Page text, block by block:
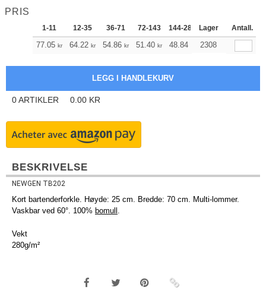
PRIS
1-11 12-35 36-71 72-143 144-287 288 + Mer
Lager Antall.
77.05 kr 64.22 kr 54.86 kr 51.40 kr 48.84 48.39
2308
0ARTIKLER 0.00 KR
BESKRIVELSE
NEWGEN TB202
Kort bartenderforkle. Høyde: 25 cm. Bredde: 70 cm. Multi-lommer.
Vaskbar ved 60°. 100% bomull .
Vekt
280g/m²